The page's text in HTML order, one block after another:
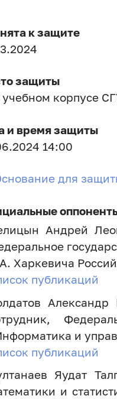
к защите
защиты
учебном корпусе
и время защиты
14:00
для
Андрей
Харкевича
публикаций
и
публикаций
Яудат
и